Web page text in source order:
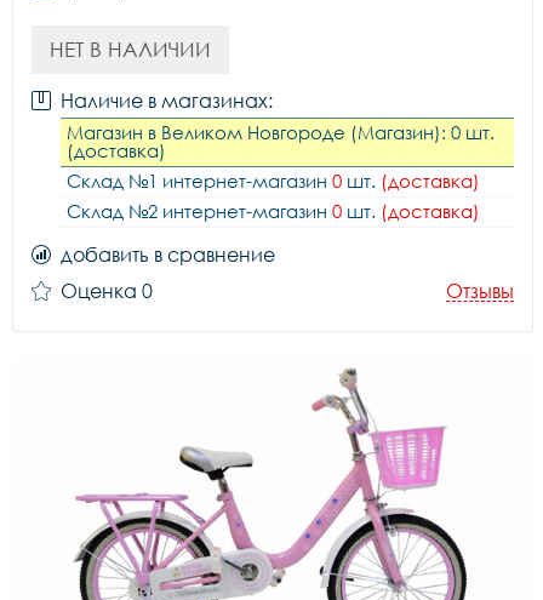
НЕТ В НАЛИЧИИ
Наличие в магазинах:
Магазин в Великом Новгороде (Магазин): 0 шт.
(доставка)
Склад №1 интернет-магазин 0 шт. (доставка)
Склад №2 интернет-магазин 0 шт. (доставка)
добавить в сравнение
Оценка 0
Отзывы